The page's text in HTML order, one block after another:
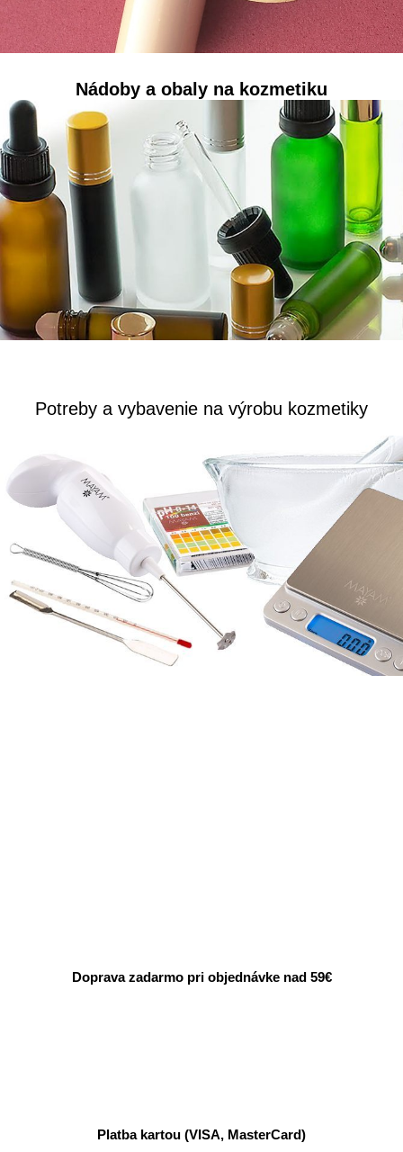
Nádoby a obaly na kozmetiku
Potreby a vybavenie na výrobu kozmetiky
Doprava zadarmo pri objednávke nad 59€
Platba kartou (VISA, MasterCard)